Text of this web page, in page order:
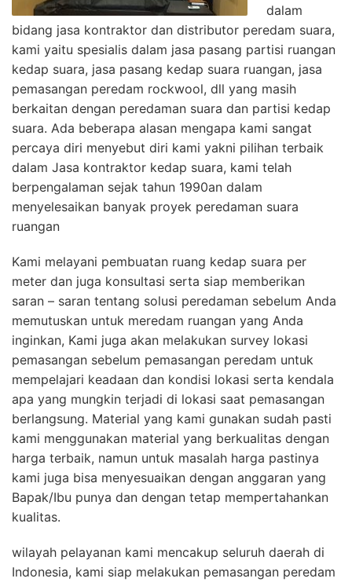
dalam
bidang jasa kontraktor dan distributor peredam suara,
kami yaitu spesialis dalam jasa pasang partisi ruangan
kedap suara, jasa pasang kedap suara ruangan, jasa
pemasangan peredam rockwool, dll yang masih
berkaitan dengan peredaman suara dan partisi kedap
suara. Ada beberapa alasan mengapa kami sangat
percaya diri menyebut diri kami yakni pilihan terbaik
dalam Jasa kontraktor kedap suara, kami telah
berpengalaman sejak tahun 1990an dalam
menyelesaikan banyak proyek peredaman suara
ruangan
Kami melayani pembuatan ruang kedap suara per
meter dan juga konsultasi serta siap memberikan
saran – saran tentang solusi peredaman sebelum Anda
memutuskan untuk meredam ruangan yang Anda
inginkan, Kami juga akan melakukan survey lokasi
pemasangan sebelum pemasangan peredam untuk
mempelajari keadaan dan kondisi lokasi serta kendala
apa yang mungkin terjadi di lokasi saat pemasangan
berlangsung. Material yang kami gunakan sudah pasti
kami menggunakan material yang berkualitas dengan
harga terbaik, namun untuk masalah harga pastinya
kami juga bisa menyesuaikan dengan anggaran yang
Bapak/Ibu punya dan dengan tetap mempertahankan
kualitas.
wilayah pelayanan kami mencakup seluruh daerah di
Indonesia, kami siap melakukan pemasangan peredam